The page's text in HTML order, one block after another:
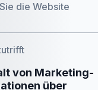
die Website
von Marketing-
über